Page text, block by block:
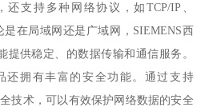
支持多种网络协议，如TCP/IP、
是在局域网还是广域网，SIEMENS西
提供稳定、的数据传输和通信服务。
还拥有丰富的安全功能。通过支持
技术，可以有效保护网络数据的安全